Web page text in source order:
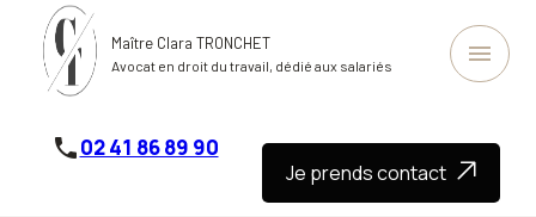
Maître Clara TRONCHET
Avocat en droit du travail, dédié aux salariés menu
phone02 41 86 89 90
Je prends contact
Panneau de gestion des cookies